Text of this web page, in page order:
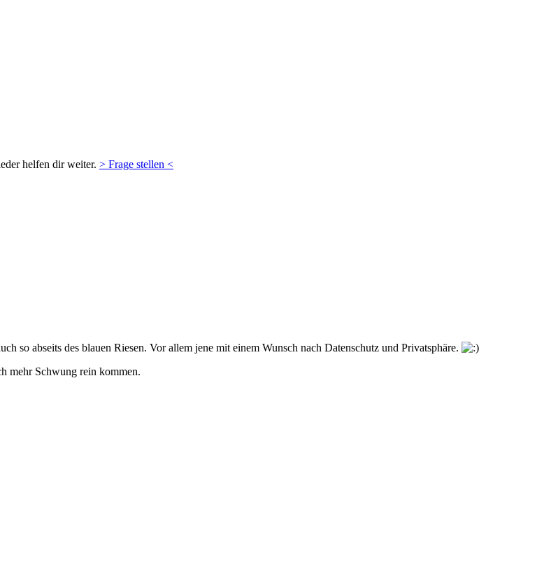
helfen dir weiter. > Frage stellen <
so abseits des blauen Riesen. Vor allem jene mit einem Wunsch nach Datenschutz und Privatsphäre.
mehr Schwung rein kommen.